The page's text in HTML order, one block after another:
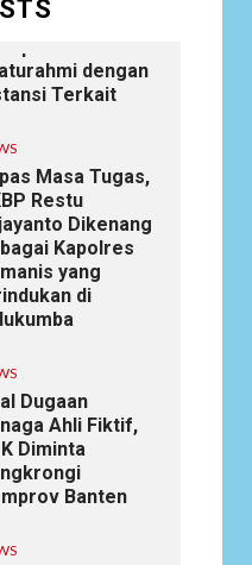
Untuk
dengan
Terkait
Masa Tugas,
Restu
Dikenang
Kapolres
yang
di
Dugaan
Ahli Fiktif,
Diminta
Banten